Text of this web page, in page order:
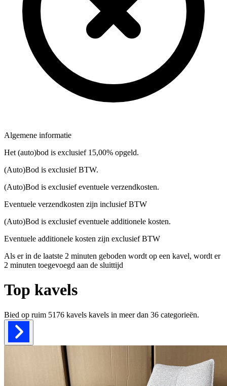
Algemene informatie
Het (auto)bod is exclusief 15,00% opgeld.
(Auto)Bod is exclusief BTW.
(Auto)Bod is exclusief eventuele verzendkosten.
Eventuele verzendkosten zijn inclusief BTW
(Auto)Bod is exclusief eventuele additionele kosten.
Eventuele additionele kosten zijn exclusief BTW
Als er in de laatste 2 minuten geboden wordt op een kavel, wordt er
2 minuten toegevoegd aan de sluittijd
Top kavels
Bied op ruim 5176 kavels kavels in meer dan 36 categorieën.